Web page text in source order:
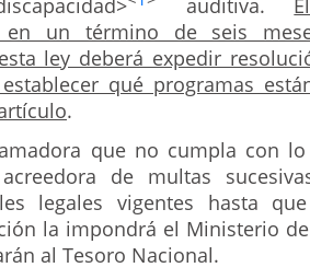
en un término de seis
ley deberá expedir
qué programas
.
que no cumpla con
de multas
legales vigentes hasta
la impondrá el Ministerio
al Tesoro Nacional.